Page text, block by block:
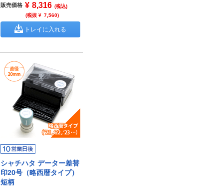
販売価格 ¥ 8,316 (税込)
(税抜 ¥ 7,560)
トレイに入れる
シャチハタ データー差替
印20号（略西暦タイプ）
短柄